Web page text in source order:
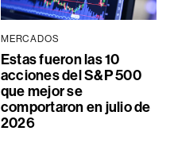
MERCADOS
Estas fueron las 10
acciones del S&P 500
que mejor se
comportaron en julio de
2026